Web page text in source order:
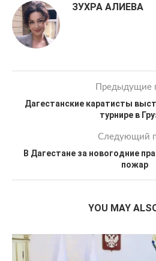
ЗУХРА АЛИЕВА
Предыдущие
Дагестанские каратисты
турнире в
Следующий
В Дагестане за новогодние
пожар
YOU MAY